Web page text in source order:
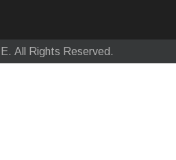
All Rights Reserved.